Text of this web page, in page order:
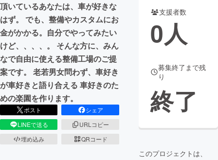
CAMPFIRE for Social Good
CAMPFIRE Creation
CAMPFIREふるさと納税 machi-ya コミュニティ
頂いているあなたは、車が好きな
はず。 でも、整備やカスタムにお
金がかかる。自分でやってみたい
けど、、、、。 そんな方に、みん
なで自由に使える整備工場のご提
案です。 老若男女問わず、車好き
が車好きと語り合える 車好きのた
めの楽園を作ります。
ポスト
シェア
LINEで送る
URLコピー
埋め込み
QRコード
支援者数
0人
募集終了まで残
り
終了
このプロジェクトは、